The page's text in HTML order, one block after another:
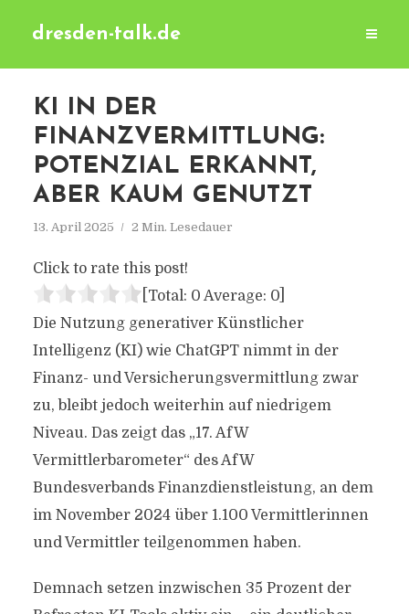
dresden-talk.de
KI IN DER
FINANZVERMITTLUNG:
POTENZIAL ERKANNT,
ABER KAUM GENUTZT
13. April 2025 2 Min. Lesedauer
Click to rate this post!
[Total: 0 Average: 0]
Die Nutzung generativer Künstlicher
Intelligenz (KI) wie ChatGPT nimmt in der
Finanz- und Versicherungsvermittlung zwar
zu, bleibt jedoch weiterhin auf niedrigem
Niveau. Das zeigt das „17. AfW
Vermittlerbarometer“ des AfW
Bundesverbands Finanzdienstleistung, an dem
im November 2024 über 1.100 Vermittlerinnen
und Vermittler teilgenommen haben.
Demnach setzen inzwischen 35 Prozent der